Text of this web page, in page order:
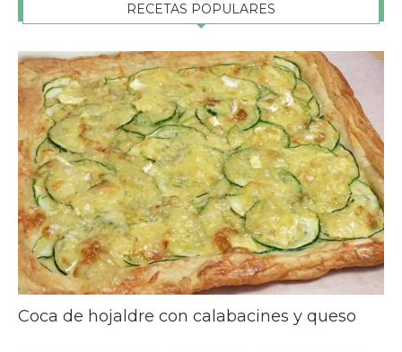
RECETAS POPULARES
Coca de hojaldre con calabacines y queso